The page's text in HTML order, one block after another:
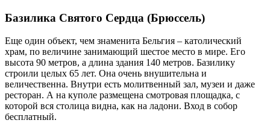
Базилика Святого Сердца (Брюссель)
Еще один объект, чем знаменита Бельгия – католический
храм, по величине занимающий шестое место в мире. Его
высота 90 метров, а длина здания 140 метров. Базилику
строили целых 65 лет. Она очень внушительна и
величественна. Внутри есть молитвенный зал, музеи и даже
ресторан. А на куполе размещена смотровая площадка, с
которой вся столица видна, как на ладони. Вход в собор
бесплатный.